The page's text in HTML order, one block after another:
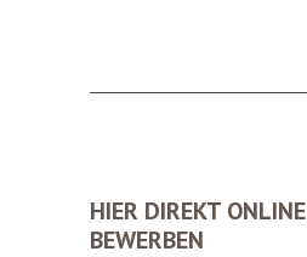
HIER DIREKT ONLINE
BEWERBEN